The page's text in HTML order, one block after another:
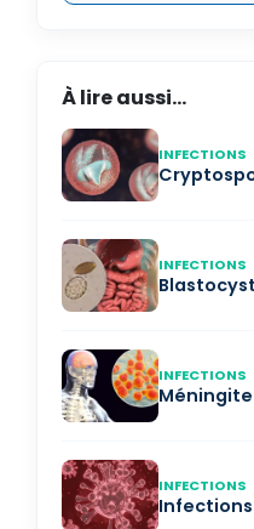
À lire aussi...
INFECTIONS
INFECTIONS
INFECTIONS
Méningite
INFECTIONS